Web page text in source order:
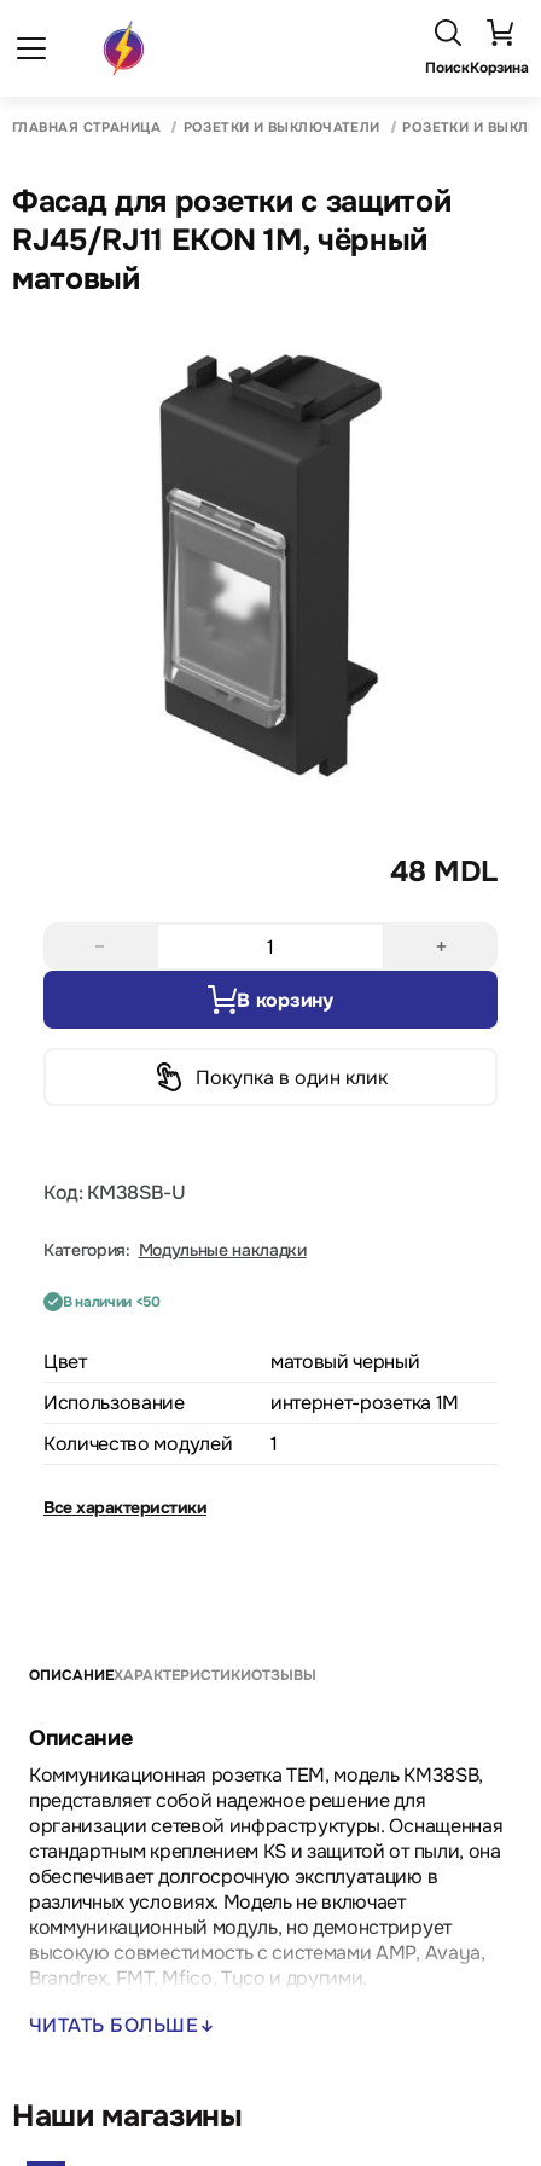
ПоискКорзина
ГЛАВНАЯ СТРАНИЦА РОЗЕТКИ И ВЫКЛЮЧАТЕЛИ РОЗЕТКИ И
Фасад для розетки с защитой
RJ45/RJ11 EKON 1M, чёрный
матовый
48 MDL
− +
В корзину
Покупка в один клик
Код: KM38SB-U
Категория: Модульные накладки
В наличии <50
Цвет
матовый черный
Использование
интернет-розетка 1M
Количество модулей
1
Все характеристики
ОПИСАНИЕХАРАКТЕРИСТИКИОТЗЫВЫ
Описание
Коммуникационная розетка TEM, модель KM38SB,
представляет собой надежное решение для
организации сетевой инфраструктуры. Оснащенная
стандартным креплением KS и защитой от пыли, она
обеспечивает долгосрочную эксплуатацию в
различных условиях. Модель не включает
коммуникационный модуль, но демонстрирует
высокую совместимость с системами AMP, Avaya,
Brandrex, FMT, Mfico, Tyco и другими.
Преимущества:
- Защита от пыли увеличивает срок службы
устройства.
- Высокая совместимость с различными брендами
ЧИТАТЬ БОЛЬШЕ
Наши магазины